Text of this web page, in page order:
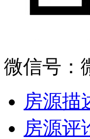
微信号：
房源描
房源评